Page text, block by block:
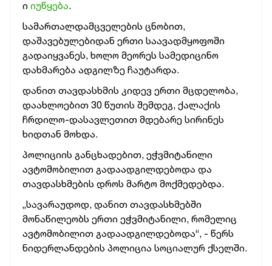
ი იუწყება.
სამართალდამცველების ცნობით,
დაშავებულებიდან ერთი საავადმყოფოში
გადაიყვანეს, ხოლო მეორეს სამედიცინო
დახმარება ადგილზე ჩაუტარდა.
დანით თავდასხმის კიდევ ერთი მცდელობა,
დაახლოებით 30 წუთის შემდეგ, ქალაქის
ჩრდილო-დასავლეთით მდებარე სირინეს
ხიდთან მოხდა.
პოლიციის განცხადებით, ეჭვმიტანილი
ავტომობილით გადაადგილდებოდა და
თავდასხმების დროს მარტო მოქმედებდა.
„სავარაუდოდ, დანით თავდასხმებში
მონაწილეობს ერთი ეჭვმიტანილი, რომელიც
ავტომობილით გადაადგილდებოდა“, - წერს
ნიდერლანდების პოლიცია სოციალურ ქსელში.